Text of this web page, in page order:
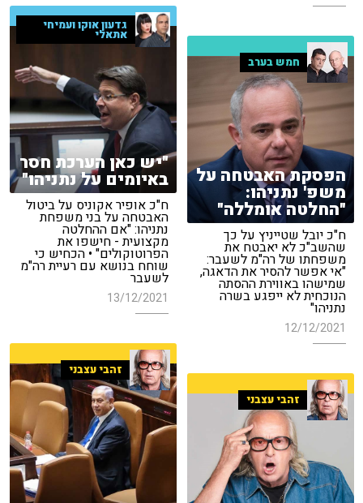
גדעון אוקו ועמיחי
אתאלי
"יש כאן הערכת חסר
באיומים על נתניהו"
ח"כ אופיר אקוניס על ביטול
האבטחה על בני משפחת
נתניהו: "אם ההחלטה
מקצועית - חישפו את
הפרוטוקולים" • הכחיש כי
שוחח בנושא עם רעיית רה"מ
לשעבר
13/12/2021
חמש בערב
הפסקת האבטחה על
משפ' נתניהו:
"החלטה אומללה"
ח"כ יובל שטייניץ על כך
שהשב"כ לא יאבטח את
משפחתו של רה"מ לשעבר:
"אי אפשר להסיר את הדאגה,
שמישהו באווירת ההסתה
הנוכחית לא ייפגע בשרה
נתניהו"
12/12/2021
זהבי עצבני
זהבי עצבני